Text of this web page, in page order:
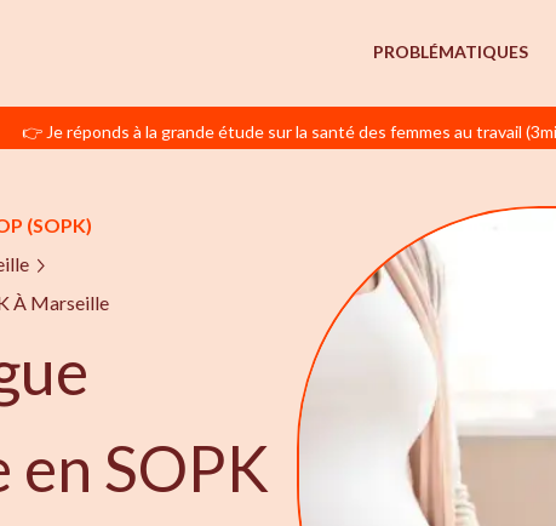
PROBLÉMATIQUES
👉 Je réponds à la grande étude sur la santé des femmes au travail
(SOPK)
À Marseille
en SOPK